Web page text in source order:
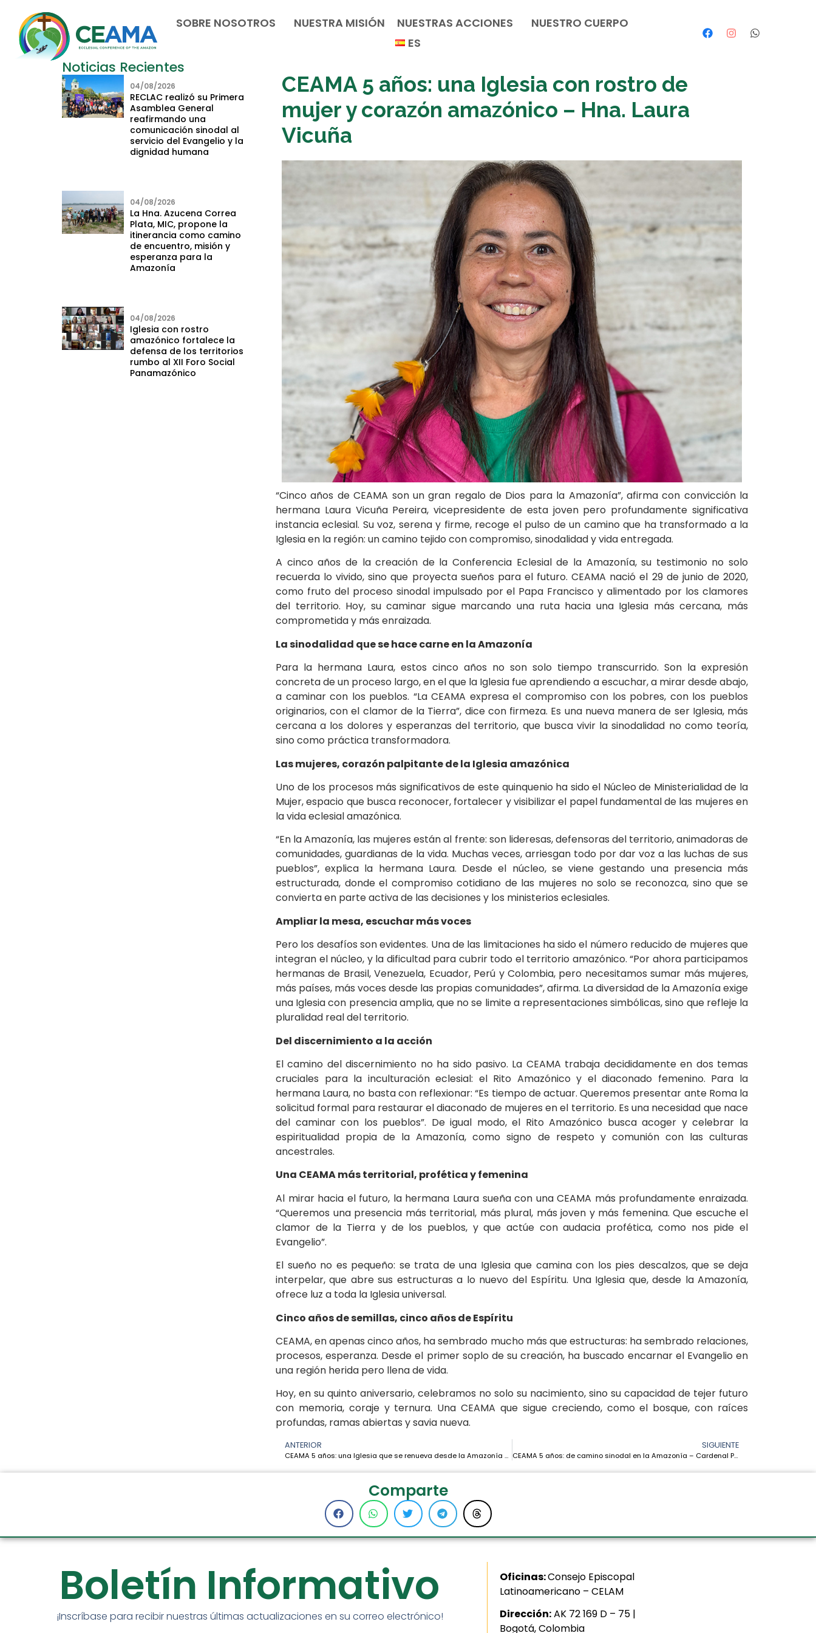
SOBRE NOSOTROS NUESTRA MISIÓN NUESTRAS ACCIONES
NUESTRO CUERPO
ES
Noticias Recientes
04/08/2026
RECLAC realizó su Primera
Asamblea General
reafirmando una
comunicación sinodal al
servicio del Evangelio y la
dignidad humana
04/08/2026
La Hna. Azucena Correa
Plata, MIC, propone la
itinerancia como camino
de encuentro, misión y
esperanza para la
Amazonía
04/08/2026
Iglesia con rostro
amazónico fortalece la
defensa de los territorios
rumbo al XII Foro Social
Panamazónico
CEAMA 5 años: una Iglesia con rostro de
mujer y corazón amazónico – Hna. Laura
Vicuña
“Cinco años de CEAMA son un gran regalo de Dios para la Amazonía”, afirma con convicción la
hermana Laura Vicuña Pereira, vicepresidente de esta joven pero profundamente significativa
instancia eclesial. Su voz, serena y firme, recoge el pulso de un camino que ha transformado a la
Iglesia en la región: un camino tejido con compromiso, sinodalidad y vida entregada.
A cinco años de la creación de la Conferencia Eclesial de la Amazonía, su testimonio no solo
recuerda lo vivido, sino que proyecta sueños para el futuro. CEAMA nació el 29 de junio de 2020,
como fruto del proceso sinodal impulsado por el Papa Francisco y alimentado por los clamores
del territorio. Hoy, su caminar sigue marcando una ruta hacia una Iglesia más cercana, más
comprometida y más enraizada.
La sinodalidad que se hace carne en la Amazonía
Para la hermana Laura, estos cinco años no son solo tiempo transcurrido. Son la expresión
concreta de un proceso largo, en el que la Iglesia fue aprendiendo a escuchar, a mirar desde abajo,
a caminar con los pueblos. “La CEAMA expresa el compromiso con los pobres, con los pueblos
originarios, con el clamor de la Tierra”, dice con firmeza. Es una nueva manera de ser Iglesia, más
cercana a los dolores y esperanzas del territorio, que busca vivir la sinodalidad no como teoría,
sino como práctica transformadora.
Las mujeres, corazón palpitante de la Iglesia amazónica
Uno de los procesos más significativos de este quinquenio ha sido el Núcleo de Ministerialidad de la
Mujer, espacio que busca reconocer, fortalecer y visibilizar el papel fundamental de las mujeres en
la vida eclesial amazónica.
“En la Amazonía, las mujeres están al frente: son lideresas, defensoras del territorio, animadoras de
comunidades, guardianas de la vida. Muchas veces, arriesgan todo por dar voz a las luchas de sus
pueblos”, explica la hermana Laura. Desde el núcleo, se viene gestando una presencia más
estructurada, donde el compromiso cotidiano de las mujeres no solo se reconozca, sino que se
convierta en parte activa de las decisiones y los ministerios eclesiales.
Ampliar la mesa, escuchar más voces
Pero los desafíos son evidentes. Una de las limitaciones ha sido el número reducido de mujeres que
integran el núcleo, y la dificultad para cubrir todo el territorio amazónico. “Por ahora participamos
hermanas de Brasil, Venezuela, Ecuador, Perú y Colombia, pero necesitamos sumar más mujeres,
más países, más voces desde las propias comunidades”, afirma. La diversidad de la Amazonía exige
una Iglesia con presencia amplia, que no se limite a representaciones simbólicas, sino que refleje la
pluralidad real del territorio.
Del discernimiento a la acción
El camino del discernimiento no ha sido pasivo. La CEAMA trabaja decididamente en dos temas
cruciales para la inculturación eclesial: el Rito Amazónico y el diaconado femenino. Para la
hermana Laura, no basta con reflexionar: “Es tiempo de actuar. Queremos presentar ante Roma la
solicitud formal para restaurar el diaconado de mujeres en el territorio. Es una necesidad que nace
del caminar con los pueblos”. De igual modo, el Rito Amazónico busca acoger y celebrar la
espiritualidad propia de la Amazonía, como signo de respeto y comunión con las culturas
ancestrales.
Una CEAMA más territorial, profética y femenina
Al mirar hacia el futuro, la hermana Laura sueña con una CEAMA más profundamente enraizada.
“Queremos una presencia más territorial, más plural, más joven y más femenina. Que escuche el
clamor de la Tierra y de los pueblos, y que actúe con audacia profética, como nos pide el
Evangelio”.
El sueño no es pequeño: se trata de una Iglesia que camina con los pies descalzos, que se deja
interpelar, que abre sus estructuras a lo nuevo del Espíritu. Una Iglesia que, desde la Amazonía,
ofrece luz a toda la Iglesia universal.
Cinco años de semillas, cinco años de Espíritu
CEAMA, en apenas cinco años, ha sembrado mucho más que estructuras: ha sembrado relaciones,
procesos, esperanza. Desde el primer soplo de su creación, ha buscado encarnar el Evangelio en
una región herida pero llena de vida.
Hoy, en su quinto aniversario, celebramos no solo su nacimiento, sino su capacidad de tejer futuro
con memoria, coraje y ternura. Una CEAMA que sigue creciendo, como el bosque, con raíces
profundas, ramas abiertas y savia nueva.
ANTERIOR
CEAMA 5 años: una Iglesia que se renueva desde la Amazonía – José Luis Andrades
SIGUIENTE
CEAMA 5 años: de camino sinodal en la Amazonía – Cardenal Pedro Barreto
Comparte
Boletín Informativo
¡Inscríbase para recibir nuestras últimas actualizaciones en su correo electrónico!
Oficinas:Consejo Episcopal
Latinoamericano – CELAM
Dirección:AK 72 169 D – 75 |
Bogotá, Colombia